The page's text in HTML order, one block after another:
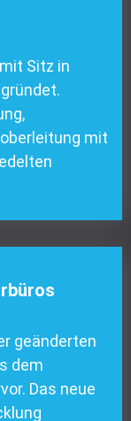
Sitz in
mit
geänderten
dem
Das neue